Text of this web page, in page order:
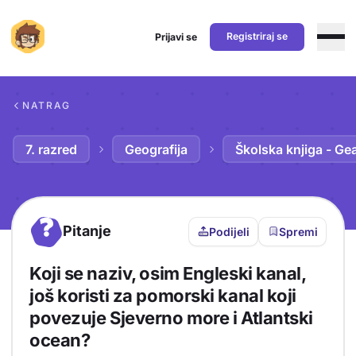
Prijavi se Registriraj se
NATRAG
7. razred Geografija Školska knjiga -
? Pitanje Podijeli Spremi
Koji se naziv, osim Engleski kanal,
još koristi za pomorski kanal koji
povezuje Sjeverno more i Atlantski
ocean?